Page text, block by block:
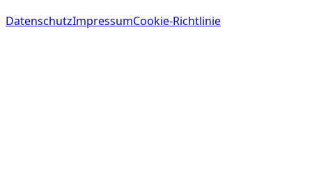
DatenschutzImpressumCookie-Richtlinie